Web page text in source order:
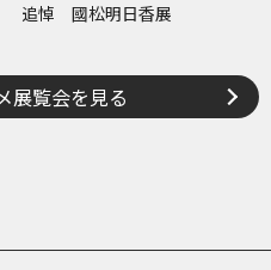
追悼 國松明日香展
展覧会を見る